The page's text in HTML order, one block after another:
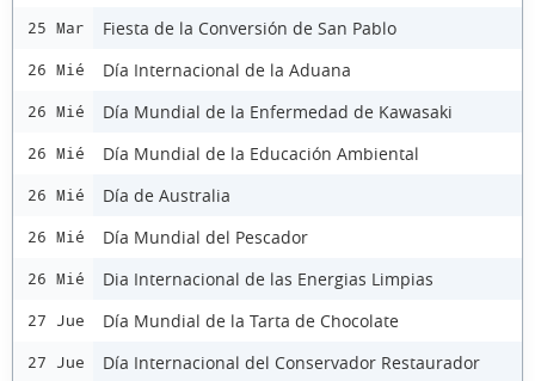
25 Mar Fiesta de la Conversión de San Pablo
26 Mié Día Internacional de la Aduana
26 Mié Día Mundial de la Enfermedad de Kawasaki
26 Mié Día Mundial de la Educación Ambiental
26 Mié Día de Australia
26 Mié Día Mundial del Pescador
26 Mié Dia Internacional de las Energias Limpias
27 Jue Día Mundial de la Tarta de Chocolate
27 Jue Día Internacional del Conservador Restaurador